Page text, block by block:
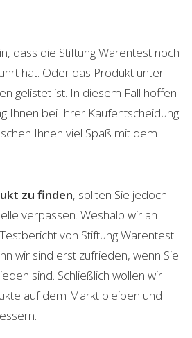
dass die Stiftung Warentest noch
hat. Oder das Produkt unter
gelistet ist. In diesem Fall hoffen
Ihnen bei Ihrer Kaufentscheidung
Ihnen viel Spaß mit dem
zu finden, sollten Sie jedoch
verpassen. Weshalb wir an
von Stiftung Warentest
wir sind erst zufrieden, wenn Sie
sind. Schließlich wollen wir
auf dem Markt bleiben und